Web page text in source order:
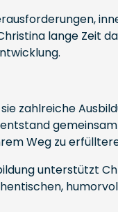
lange Zeit
zahlreiche
Weg zu
unterstützt